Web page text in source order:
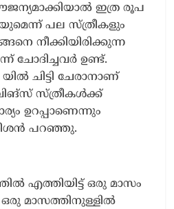
ഇത്ര രൂപ
പല സ്ത്രീകളും
നീക്കിയിരിക്കുന്ന
ചോദിച്ചവർ ഉണ്ട്.
ചിട്ടി ചേരാനാണ്
സ്ത്രീകൾക്ക്
ഉറപ്പാണെന്നും
പറഞ്ഞു.
എത്തിയിട്ട് ഒരു മാസം
മാസത്തിനുള്ളിൽ